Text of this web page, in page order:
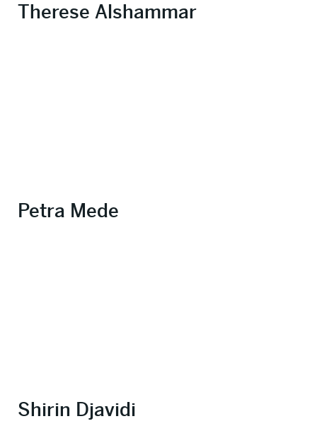
Therese Alshammar
Petra Mede
Shirin Djavidi